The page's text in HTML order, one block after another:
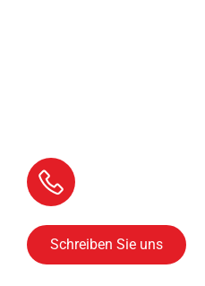
Schreiben Sie uns